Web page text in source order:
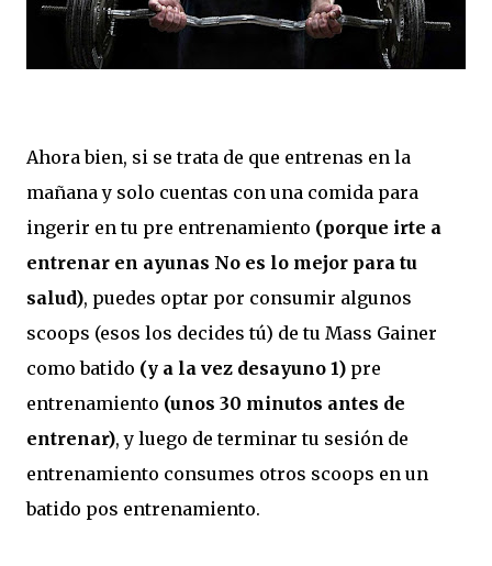
Ahora bien, si se trata de que entrenas en la
mañana y solo cuentas con una comida para
ingerir en tu pre entrenamiento (porque irte a
entrenar en ayunas No es lo mejor para tu
salud), puedes optar por consumir algunos
scoops (esos los decides tú) de tu Mass Gainer
como batido (y a la vez desayuno 1) pre
entrenamiento (unos 30 minutos antes de
entrenar), y luego de terminar tu sesión de
entrenamiento consumes otros scoops en un
batido pos entrenamiento.